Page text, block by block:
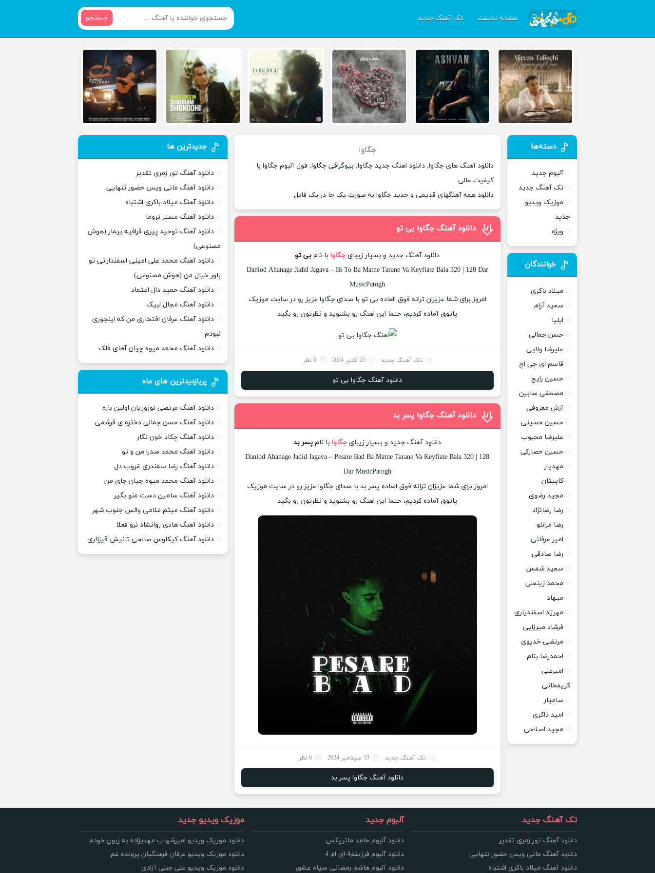
صفحه نخست تک آهنگ جدید جستجو
جگاوا
دانلود آهنگ های جگاوا, دانلود اهنگ جدید جگاوا, بیوگرافی جگاوا, فول آلبوم جگاوا با
کیفیت عالی
دانلود همه آهنگهای قدیمی و جدید جگاوا به صورت یک جا در یک فایل
دانلود آهنگ جگاوا بی تو
دانلود آهنگ جدید و بسیار زیبای جگاوابا نام بی تو
Danlod Ahanage Jadid Jagava – Bi To Ba Matne Tarane Va Keyfiate Bala 320 | 128 Dar
MusicPatogh
امروز برای شما عزیزان ترانه فوق العاده بی تو با صدای جگاوا عزیز رو در سایت موزیک
پاتوق آماده کردیم، حتما این اهنگ رو بشنوید و نظرتون رو بگید
تک آهنگ جدید 25 اکتبر 2024 0 نظر
دانلود آهنگ جگاوا بی تو
دانلود آهنگ جگاوا پسر بد
دانلود آهنگ جدید و بسیار زیبای جگاوابا نام پسر بد
Danlod Ahanage Jadid Jagava – Pesare Bad Ba Matne Tarane Va Keyfiate Bala 320 | 128
Dar MusicPatogh
امروز برای شما عزیزان ترانه فوق العاده پسر بد با صدای جگاوا عزیز رو در سایت موزیک
پاتوق آماده کردیم، حتما این اهنگ رو بشنوید و نظرتون رو بگید
تک آهنگ جدید 13 سپتامبر 2024 0 نظر
دانلود آهنگ جگاوا پسر بد
دسته‌ها
آلبوم جدید
تک آهنگ جدید
موزیک ویدیو
جدید
ویژه
خوانندگان
میلاد باکری
سعید آرام
ایلیا
حسن جمالی
علیرضا ولایی
قاسم ای جی اچ
حسین رایج
مصطفی سابین
آرش معروفی
حسین حسینی
علیرضا محبوب
حسین حصارکی
مهدیار
کاپیتان
مجید رضوی
رضا رضانژاد
رضا مرانلو
امیر عرفانی
رضا صادقی
سعید شمس
محمد زینعلی
میهاد
مهرزاد اسفندیاری
فرشاد میرزایی
مرتضی خدیوی
احمدرضا بنام
امیرعلی
کریمخانی
سامیار
امید ذاکری
مجید اصلاحی
جدیدترین ها
دانلود آهنگ تور زمری تقدیر
دانلود آهنگ مانی ویس حضور تنهایی
دانلود آهنگ میلاد باکری اشتباه
دانلود آهنگ مستر تروما
دانلود آهنگ توحید پیری قراقیه بیمار (هوش
مصنوعی)
دانلود آهنگ محمد علی امینی اسفندارانی تو
باور خیال من (هوش مصنوعی)
دانلود آهنگ حمید دال اعتماد
دانلود آهنگ مجال لبیک
دانلود آهنگ عرفان افتخاری من که اینجوری
نبودم
دانلود آهنگ محمد میوه چیان آهای فلک
پربازدیدترین های ماه
دانلود آهنگ مرتضی نوروزیان اولین باره
دانلود آهنگ حسن جمالی دختره ی قرشمی
دانلود آهنگ چکاد خون نگار
دانلود آهنگ محمد صدرا من و تو
دانلود آهنگ رضا سمندری غروب دل
دانلود آهنگ محمد میوه چیان جای من
دانلود آهنگ سامین دست منو بگیر
دانلود آهنگ میثم غلامی والس جنوب شهر
دانلود آهنگ هادی روانشاد نرو فعلا
دانلود آهنگ کیکاوس صالحی تانیش قیزلاری
تک آهنگ جدید
دانلود آهنگ تور زمری تقدیر
دانلود آهنگ مانی ویس حضور تنهایی
دانلود آهنگ میلاد باکری اشتباه
آلبوم جدید
دانلود آلبوم حامد ماتریکس
دانلود آلبوم فرزینم4 ای ام 4
دانلود آلبوم هاشم رمضانی سپاه عشق
موزیک ویدیو جدید
دانلود موزیک ویدیو امیرشهاب مهدیزاده به زبون خودم
دانلود موزیک ویدیو عرفان فرهنگیان پرونده غم
دانلود موزیک ویدیو علی جبلی آزادی